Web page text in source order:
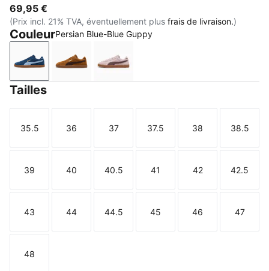
69,95 €
(Prix incl. 21% TVA, éventuellement plus frais de livraison.)
CouleurPersian Blue-Blue Guppy
Persian Blue-Blue Guppy
Kona Brown-Chestnut Brown
Misty Pink-Rich Cocoa
Tailles
Taille
35.5
Taille
36
Taille
37
Taille
37.5
Taille
38
Taille
38.5
Taille
39
Taille
40
Taille
40.5
Taille
41
Taille
42
Taille
42.5
Taille
43
Taille
44
Taille
44.5
Taille
45
Taille
46
Taille
47
Taille
48